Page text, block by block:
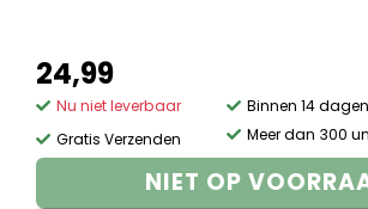
24,99
Nu niet leverbaar
Gratis Verzenden
Binnen 14
Meer dan 300
NIET OP